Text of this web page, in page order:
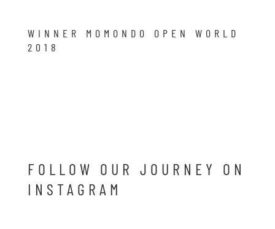
WINNER MOMONDO OPEN WORLD
2018
FOLLOW OUR JOURNEY ON
INSTAGRAM